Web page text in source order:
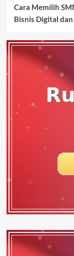
Cara Memilih
Bisnis Digital